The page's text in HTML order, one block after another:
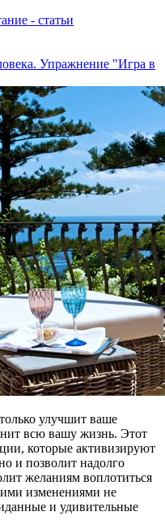
- статьи
Упражнение "Игра в
улучшит ваше
всю вашу жизнь. Этот
которые активизируют
и позволит надолго
желаниям воплотиться
изменениями не
и удивительные